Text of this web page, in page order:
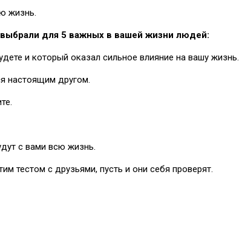
жизнь.
для 5 важных в вашей жизни людей:
и который оказал сильное влияние на вашу жизнь.
настоящим другом.
с вами всю жизнь.
тестом с друзьями, пусть и они себя проверят.